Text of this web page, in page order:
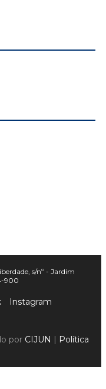
s/nº - Jardim
900
Instagram
por CIJUN | Política